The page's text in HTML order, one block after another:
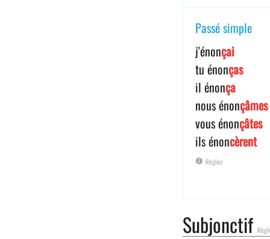
Passé simple
j'énonçai
tu énonças
il énonça
nous énonçâmes
vous énonçâtes
ils énoncèrent
Règles
Subjonctif